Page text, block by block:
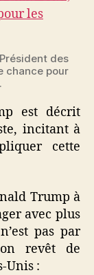
des
chance pour
est décrit
incitant à
cette
Trump à
avec plus
pas par
revêt de
Unis :